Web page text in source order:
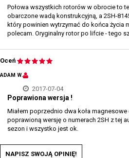
Połowa wszystkich rotorów w obrocie to
obarczone wadą konstrukcyjną, a 2SH-
który powinien wytrzymać do końca życia
polecam. Oryginalny rotor po lifcie - tego
Oceń
ADAM W.
2017-07-04
Poprawiona wersja !
Miałem poprzednio dwa koła magnesowe
poprawioną wersję o numerach 2SH z tej
sezon i wszystko jest ok.
NAPISZ SWOJĄ OPINIĘ!